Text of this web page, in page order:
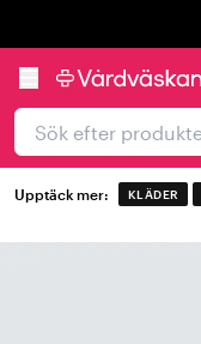
Upptäck mer: KLÄDER